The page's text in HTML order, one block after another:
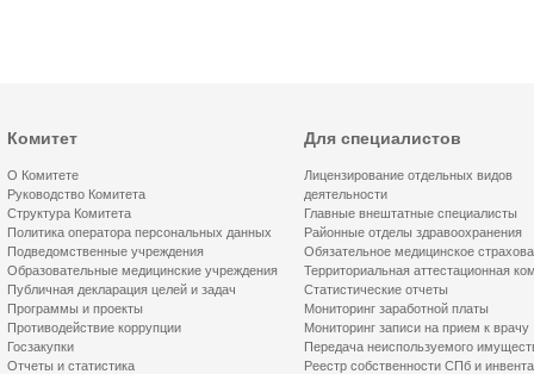
Комитет
О Комитете
Руководство Комитета
Структура Комитета
Политика оператора персональных данных
Подведомственные учреждения
Образовательные медицинские учреждения
Публичная декларация целей и задач
Программы и проекты
Противодействие коррупции
Госзакупки
Отчеты и статистика
Для специалистов
Лицензирование отдельных видов
деятельности
Главные внештатные специалисты
Районные отделы здравоохранения
Обязательное медицинское
Территориальная аттестационная
Статистические отчеты
Мониторинг заработной платы
Мониторинг записи на прием к врачу
Передача неиспользуемого
Реестр собственности СПб и